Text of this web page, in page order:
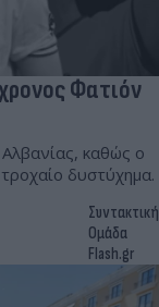
Φατιόν
καθώς ο
δυστύχημα.
Συντακτική
Ομάδα
Flash.gr